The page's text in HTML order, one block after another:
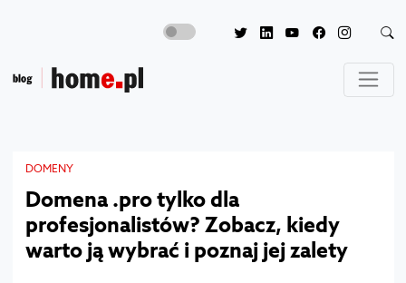
DOMENY
Domena .pro tylko dla
profesjonalistów? Zobacz, kiedy
warto ją wybrać i poznaj jej zalety